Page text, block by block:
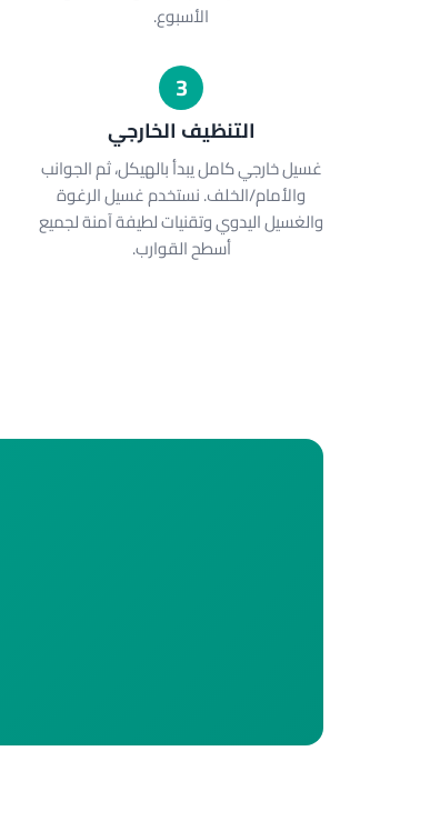
الأسبوع.
3
التنظيف الخارجي
غسيل خارجي كامل يبدأ بالهيكل، ثم الجوانب
والأمام/الخلف. نستخدم غسيل الرغوة
والغسيل اليدوي وتقنيات لطيفة آمنة لجميع
أسطح القوارب.